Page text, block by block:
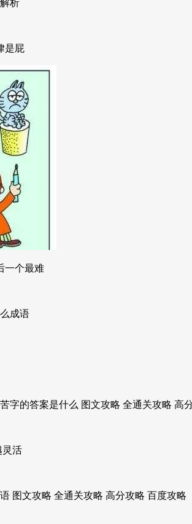
析
是屁
一个最难
成语
字的答案是什么 图文攻略 全通关攻略 高
灵活
图文攻略 全通关攻略 高分攻略 百度攻略